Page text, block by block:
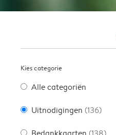
Kies categorie
Alle categoriën
Uitnodigingen (136)